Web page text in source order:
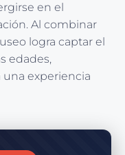
en el
Al combinar
logra captar el
edades,
una experiencia